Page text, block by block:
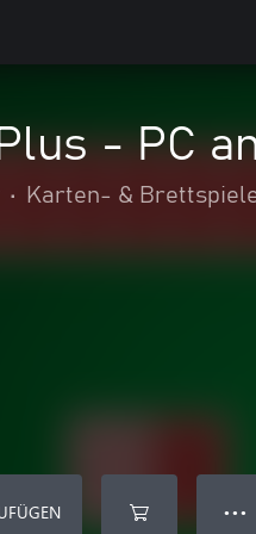
- PC
• Karten- &
● ● ●